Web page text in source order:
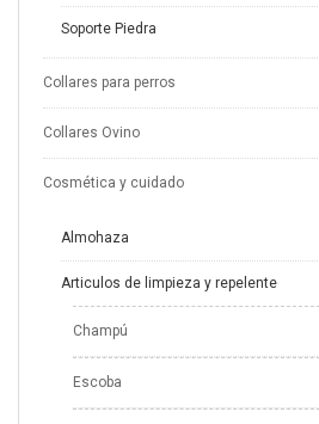
Soporte Piedra
Collares para perros
Collares Ovino
Cosmética y cuidado
Almohaza
Articulos de limpieza y repelente
Champú
Escoba